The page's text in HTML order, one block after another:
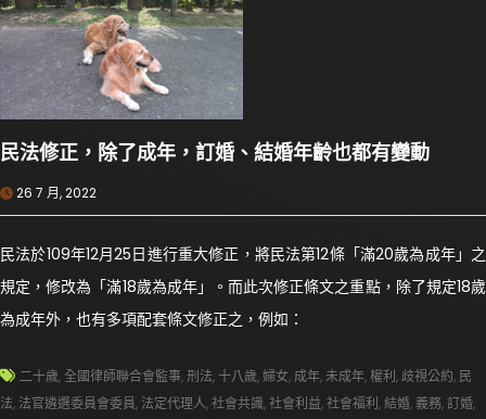
民法修正，除了成年，訂婚、結婚年齡也都有變動
26 7 月, 2022
民法於109年12月25日進行重大修正，將民法第12條「滿20歲為成年」之
規定，修改為「滿18歲為成年」。而此次修正條文之重點，除了規定18歲
為成年外，也有多項配套條文修正之，例如：
二十歲, 全國律師聯合會監事,刑法,十八歲,婦女, 成年,未成年,權利 ,歧視公約, 民
法, 法官遴選委員會委員, 法定代理人,社會共識,社會利益,社會福利 ,結婚,義務,訂婚,